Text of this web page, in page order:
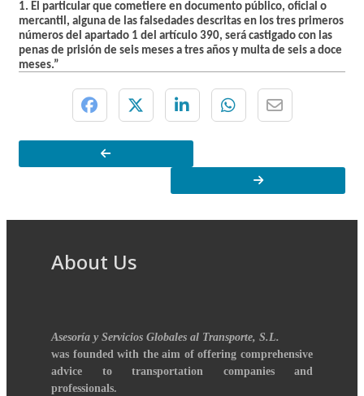
1. El particular que cometiere en documento público, oficial o
mercantil, alguna de las falsedades descritas en los tres primeros
números del apartado 1 del artículo 390, será castigado con las
penas de prisión de seis meses a tres años y multa de seis a doce
meses.”
About Us
Asesoría y Servicios Globales al Transporte, S.L.
was founded with the aim of offering comprehensive
advice to transportation companies and
professionals.